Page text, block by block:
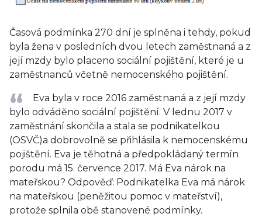
Časová podmínka 270 dní je splněna i tehdy, pokud
byla žena v posledních dvou letech zaměstnaná a z
její mzdy bylo placeno sociální pojištění, které je u
zaměstnanců včetně nemocenského pojištění.
Eva byla v roce 2016 zaměstnaná a z její mzdy
bylo odváděno sociální pojištění. V lednu 2017 v
zaměstnání skončila a stala se podnikatelkou
(OSVČ)a dobrovolně se přihlásila k nemocenskému
pojištění. Eva je těhotná a předpokládaný termín
porodu má 15. července 2017. Má Eva nárok na
mateřskou? Odpověď: Podnikatelka Eva má nárok
na mateřskou (peněžitou pomoc v mateřství),
protože splnila obě stanovené podmínky.